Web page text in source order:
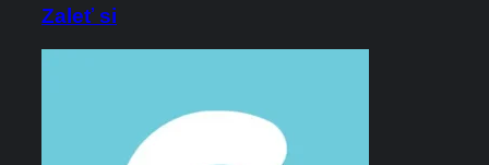
Zaleť si